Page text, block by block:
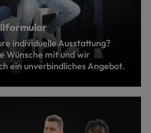
individuelle Ausstattung?
Wünsche mit und wir
ein unverbindliches Angebot.